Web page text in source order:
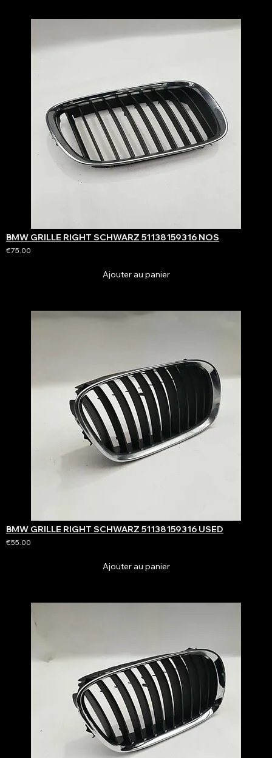
BMW GRILLE RIGHT SCHWARZ 51138159316 NOS
€75.00
Ajouter au panier
BMW GRILLE RIGHT SCHWARZ 51138159316 USED
€55.00
Ajouter au panier